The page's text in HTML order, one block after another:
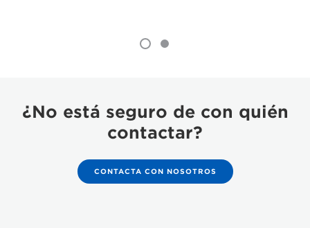
¿No está seguro de con quién
contactar?
CONTACTA CON NOSOTROS